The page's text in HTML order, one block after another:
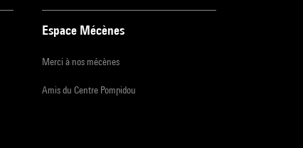
Espace Mécènes
Merci à nos mécènes
Amis du Centre Pompidou